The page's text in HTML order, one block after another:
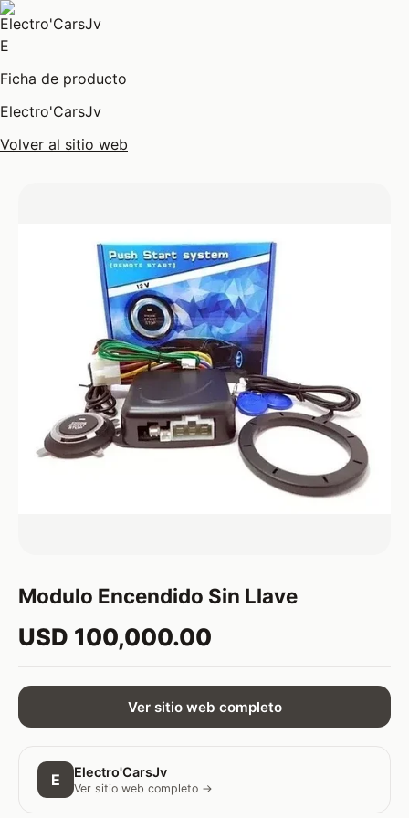
E
Ficha de producto
Electro'CarsJv
Volver al sitio web
Modulo Encendido Sin Llave
USD 100,000.00
Ver sitio web completo
E Electro'CarsJv
Ver sitio web completo →